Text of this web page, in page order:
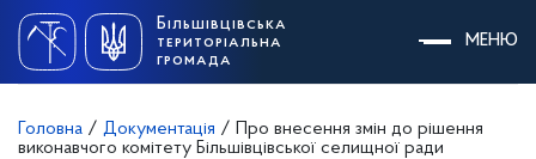
content
Більшівцівська
територіальна
громада
МЕНЮ
Головна / Документація /
Про внесення змін до рішення
виконавчого комітету Більшівцівської селищної ради